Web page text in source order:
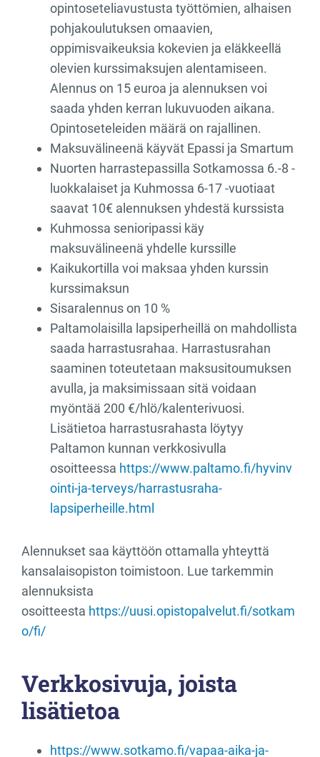
opintoseteliavustusta työttömien, alhaisen
pohjakoulutuksen omaavien,
oppimisvaikeuksia kokevien ja eläkkeellä
olevien kurssimaksujen alentamiseen.
Alennus on 15 euroa ja alennuksen voi
saada yhden kerran lukuvuoden aikana.
Opintoseteleiden määrä on rajallinen.
Maksuvälineenä käyvät Epassi ja Smartum
Nuorten harrastepassilla Sotkamossa 6.-8 -
luokkalaiset ja Kuhmossa 6-17 -vuotiaat
saavat 10€ alennuksen yhdestä kurssista
Kuhmossa senioripassi käy
maksuvälineenä yhdelle kurssille
Kaikukortilla voi maksaa yhden kurssin
kurssimaksun
Sisaralennus on 10 %
Paltamolaisilla lapsiperheillä on mahdollista
saada harrastusrahaa. Harrastusrahan
saaminen toteutetaan maksusitoumuksen
avulla, ja maksimissaan sitä voidaan
myöntää 200 €/hlö/kalenterivuosi.
Lisätietoa harrastusrahasta löytyy
Paltamon kunnan verkkosivulla
osoitteessa https://www.paltamo.fi/hyvinv
ointi-ja-terveys/harrastusraha-
lapsiperheille.html
Alennukset saa käyttöön ottamalla yhteyttä
kansalaisopiston toimistoon. Lue tarkemmin
alennuksista
osoitteesta https://uusi.opistopalvelut.fi/sotkam
o/fi/
Verkkosivuja, joista
lisätietoa
https://www.sotkamo.fi/vapaa-aika-ja-